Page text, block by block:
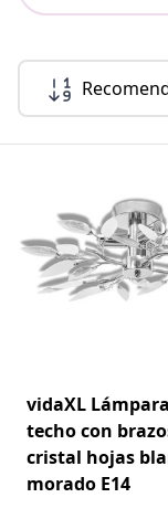
vidaXL
techo con
cristal hojas
morado E14